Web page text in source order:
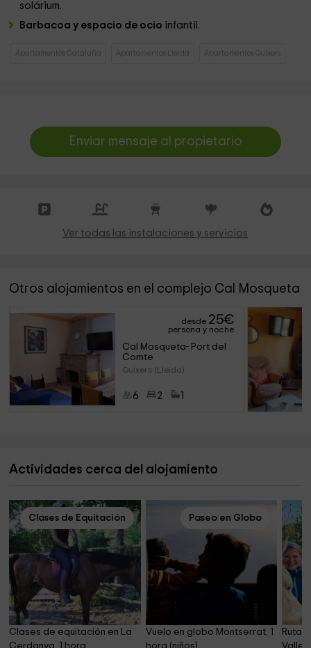
solárium.
Barbacoa y espacio de ocio infantil.
Apartamentos Cataluña Apartamentos Lleida Apartamentos Guixers
Enviar mensaje al propietario
Ver todas las instalaciones y servicios
Otros alojamientos en el complejo Cal Mosqueta
desde 25€
persona y noche
Cal Mosqueta- Port del
Comte
Guixers (Lleida)
6 2
Actividades cerca del alojamiento
Clases de Equitación
Clases de equitación en La
Cerdanya, 1 hora
Paseo en Globo
Vuelo en globo Montserrat, 1
hora (niños)
Ruta
Valle